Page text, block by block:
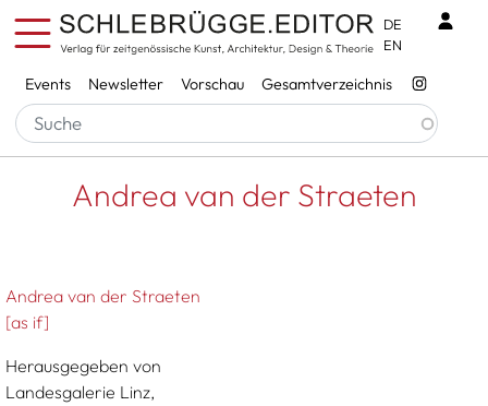
Direkt zum Inhalt
Services
Events Newsletter Vorschau Gesamtverzeichnis
DE
EN
Pfadnavigation
Startseite Andrea Van Der Straeten
Andrea van der Straeten
Andrea van der Straeten
[as if]
Herausgegeben von
Landesgalerie Linz,